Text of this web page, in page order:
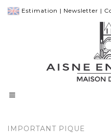
Estimation | Newsletter |
IMPORTANT PIQUE